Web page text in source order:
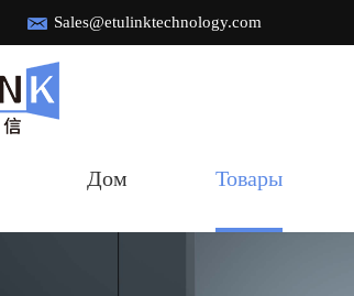
Sales@etulinktechnology.com
Дом Товары